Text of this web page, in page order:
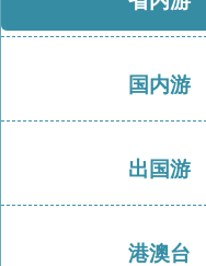
国内游
出国游
港澳台